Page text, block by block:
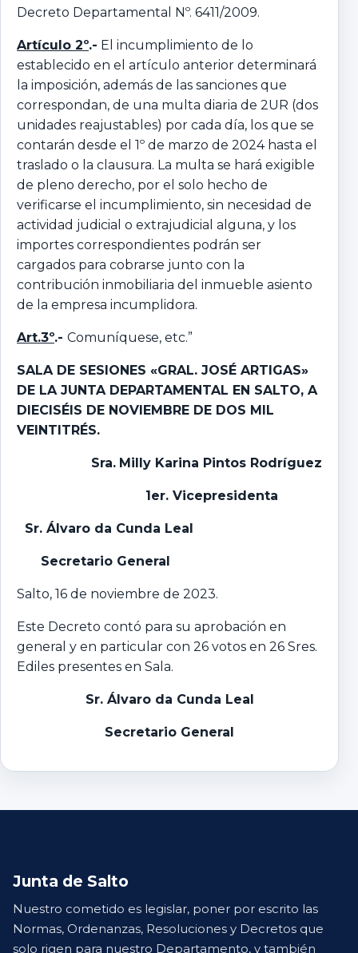
Decreto Departamental Nº. 6411/2009.
Artículo 2º.- El incumplimiento de lo
establecido en el artículo anterior determinará
la imposición, además de las sanciones que
correspondan, de una multa diaria de 2UR (dos
unidades reajustables) por cada día, los que se
contarán desde el 1º de marzo de 2024 hasta el
traslado o la clausura. La multa se hará exigible
de pleno derecho, por el solo hecho de
verificarse el incumplimiento, sin necesidad de
actividad judicial o extrajudicial alguna, y los
importes correspondientes podrán ser
cargados para cobrarse junto con la
contribución inmobiliaria del inmueble asiento
de la empresa incumplidora.
Art.3º.- Comuníquese, etc.”
SALA DE SESIONES «GRAL. JOSÉ ARTIGAS»
DE LA JUNTA DEPARTAMENTAL EN SALTO, A
DIECISÉIS DE NOVIEMBRE DE DOS MIL
VEINTITRÉS.
Sra. Milly Karina Pintos Rodríguez
1er. Vicepresidenta
Sr. Álvaro da Cunda Leal
Secretario General
Salto, 16 de noviembre de 2023.
Este Decreto contó para su aprobación en
general y en particular con 26 votos en 26 Sres.
Ediles presentes en Sala.
Sr. Álvaro da Cunda Leal
Secretario General
Junta de Salto
Nuestro cometido es legislar, poner por escrito las
Normas, Ordenanzas, Resoluciones y Decretos que
solo rigen para nuestro Departamento, y también